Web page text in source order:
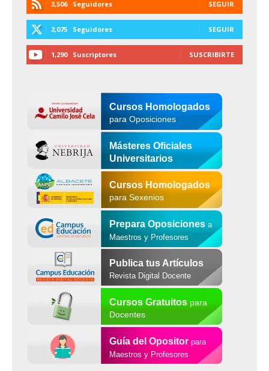
3,506 Seguidores SEGUIR
2,075 Seguidores SEGUIR
1,290 Suscriptores SUSCRIBIRTE
Cursos Homologados
para Oposiciones
Másteres Oficiales
Universitarios
Cursos Homologados
para Sexenios
Prepara Oposiciones a
Maestros y Profesores
Publica tus Artículos
Revista Digital Docente
Cursos Gratuitospara
Docentes
Guía del Opositor para
Maestros y Profesores